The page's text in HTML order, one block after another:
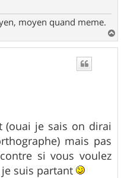
moyen quand meme.
a
je sais on dirai
mais pas
si vous voulez
suis partant